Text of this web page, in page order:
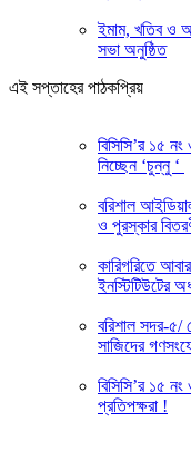
ইমাম, খতিব ও
সভা অনুষ্ঠিত
এই সপ্তাহের পাঠকপ্রিয়
বিসিসি’র ১৫
নিচ্ছেন ‘চুন্নু ‘
বরিশাল আইডিয়াল
ও পুরস্কার
কারিগরিতে
ইনস্টিটিউটের
বরিশাল সদর-৫/
সাজিদের
বিসিসি’র ১৫ নং
প্রতিপক্ষরা !